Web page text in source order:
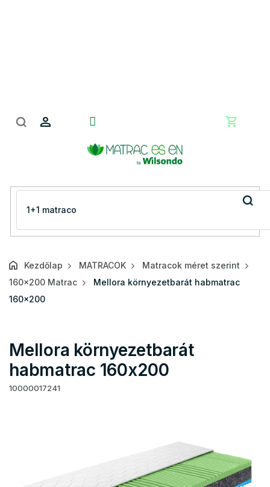
Kosár
Kezdőlap MATRACOK
Matracok méret szerint
160x200 Matrac
Mellora környezetbarát habmatrac
160x200
Mellora környezetbarát
habmatrac 160x200
10000017241